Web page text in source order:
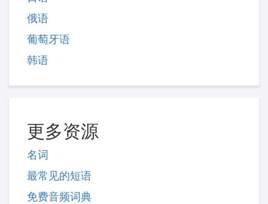
俄语
葡萄牙语
韩语
更多资源
名词
最常见的短语
免费音频词典